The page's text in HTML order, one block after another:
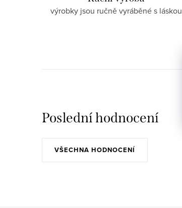
výrobky jsou ručně vyráběné s láskou
Poslední hodnocení
VŠECHNA HODNOCENÍ